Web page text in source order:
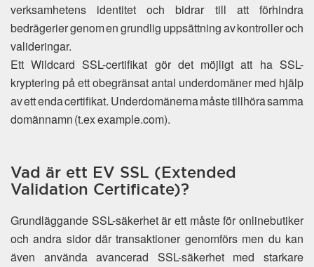
verksamhetens identitet och bidrar till att förhindra
bedrägerier genom en grundlig uppsättning av kontroller och
valideringar.
Ett Wildcard SSL-certifikat gör det möjligt att ha SSL-
kryptering på ett obegränsat antal underdomäner med hjälp
av ett enda certifikat. Underdomänerna måste tillhöra samma
domännamn (t.ex example.com).
Vad är ett EV SSL (Extended
Validation Certificate)?
Grundläggande SSL-säkerhet är ett måste för onlinebutiker
och andra sidor där transaktioner genomförs men du kan
även använda avancerad SSL-säkerhet med starkare